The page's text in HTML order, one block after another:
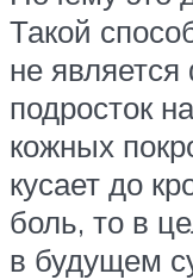
Такой
не
подросток
кожных
кусает до
боль, то в
в будущем